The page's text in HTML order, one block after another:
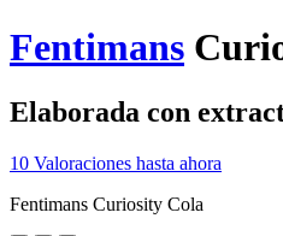
Fentimans
Elaborada con
10 Valoraciones hasta ahora
Fentimans Curiosity Cola